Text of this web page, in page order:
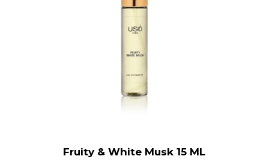
Fruity & White Musk 15 ML